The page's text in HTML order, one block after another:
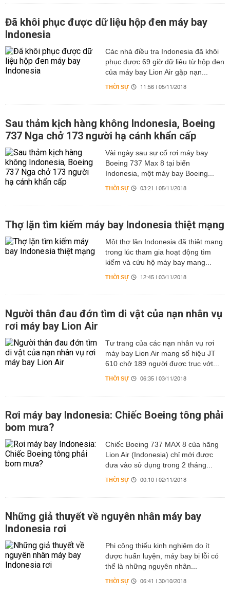
Đã khôi phục được dữ liệu hộp đen máy bay
Indonesia
Các nhà điều tra Indonesia đã khôi
phục được 69 giờ dữ liệu từ hộp đen
của máy bay Lion Air gặp nạn...
THỜI SỰ 11:56 | 05/11/2018
Sau thảm kịch hàng không Indonesia, Boeing
737 Nga chở 173 người hạ cánh khẩn cấp
Vài ngày sau sự cố rơi máy bay
Boeing 737 Max 8 tại biển
Indonesia, một máy bay Boeing...
THỜI SỰ 03:21 | 05/11/2018
Thợ lặn tìm kiếm máy bay Indonesia thiệt mạng
Một thợ lặn Indonesia đã thiệt mạng
trong lúc tham gia hoạt động tìm
kiếm và cứu hộ máy bay mang...
THỜI SỰ 12:45 | 03/11/2018
Người thân đau đớn tìm di vật của nạn nhân vụ
rơi máy bay Lion Air
Tư trang của các nạn nhân vụ rơi
máy bay Lion Air mang số hiệu JT
610 chở 189 người được trục vớt...
THỜI SỰ 06:35 | 03/11/2018
Rơi máy bay Indonesia: Chiếc Boeing tông phải
bom mưa?
Chiếc Boeing 737 MAX 8 của hãng
Lion Air (Indonesia) chỉ mới được
đưa vào sử dụng trong 2 tháng...
THỜI SỰ 00:10 | 02/11/2018
Những giả thuyết về nguyên nhân máy bay
Indonesia rơi
Phi công thiếu kinh nghiệm do ít
được huấn luyện, máy bay bị lỗi có
thể là những nguyên nhân...
THỜI SỰ 06:41 | 30/10/2018